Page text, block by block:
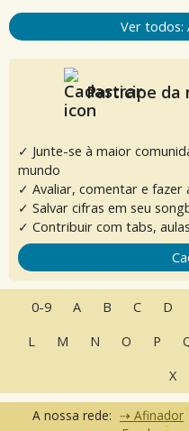
Ver todos:
Participe da
✓ Junte-se à maior
mundo
✓ Avaliar, comentar e fazer
✓ Salvar cifras em seu
✓ Contribuir com tabs,
0-9 A B C D
L
M N O P
X
A nossa rede: Afinador